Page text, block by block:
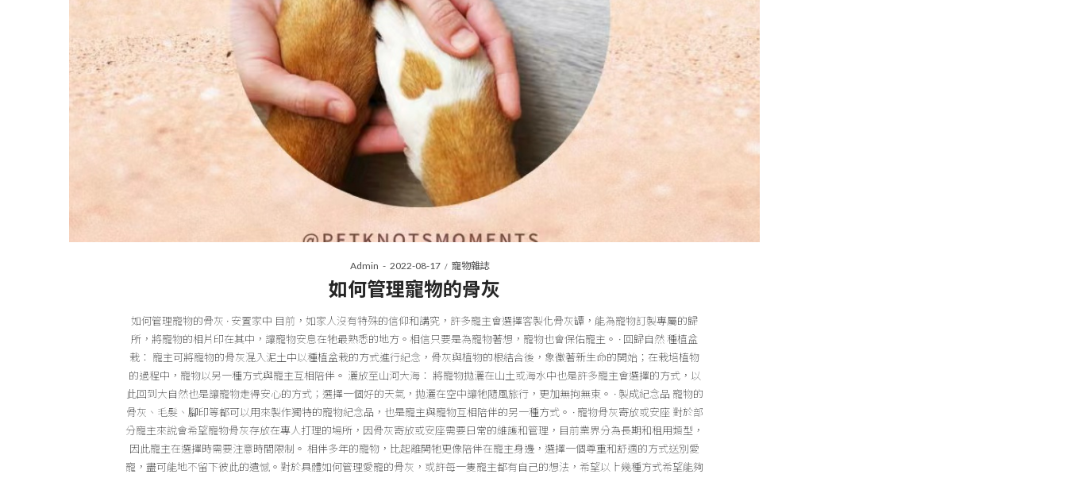
ByAdmin
Posted
on
2022-08-17
Posted
in
寵物雜誌
如何管理寵物的骨灰
如何管理寵物的骨灰 · 安置家中 目前，如家人沒有特殊的信仰和講究，許多寵主會選擇客製化骨灰罈，能為寵物訂製專屬的歸
所，將寵物的相片印在其中，讓寵物安息在牠最熟悉的地方。相信只要是為寵物著想，寵物也會保佑寵主。 · 回歸自然 種植盆
栽： 寵主可將寵物的骨灰混入泥土中以種植盆栽的方式進行紀念，骨灰與植物的根結合後，象徵著新生命的開始；在栽培植物
的過程中，寵物以另一種方式與寵主互相陪伴。 灑放至山河大海： 將寵物拋灑在山土或海水中也是許多寵主會選擇的方式，以
此回到大自然也是讓寵物走得安心的方式；選擇一個好的天氣，拋灑在空中讓牠隨風旅行，更加無拘無束。 · 製成紀念品 寵物的
骨灰、毛髮、腳印等都可以用來製作獨特的寵物紀念品，也是寵主與寵物互相陪伴的另一種方式。 · 寵物骨灰寄放或安座 對於部
分寵主來說會希望寵物骨灰存放在專人打理的場所，因骨灰寄放或安座需要日常的維護和管理，目前業界分為長期和租用類型，
因此寵主在選擇時需要注意時間限制。 相伴多年的寵物，比起離開牠更像陪伴在寵主身邊，選擇一個尊重和舒適的方式送別愛
寵，盡可能地不留下彼此的遺憾。對於具體如何管理愛寵的骨灰，或許每一隻寵主都有自己的想法，希望以上幾種方式希望能夠